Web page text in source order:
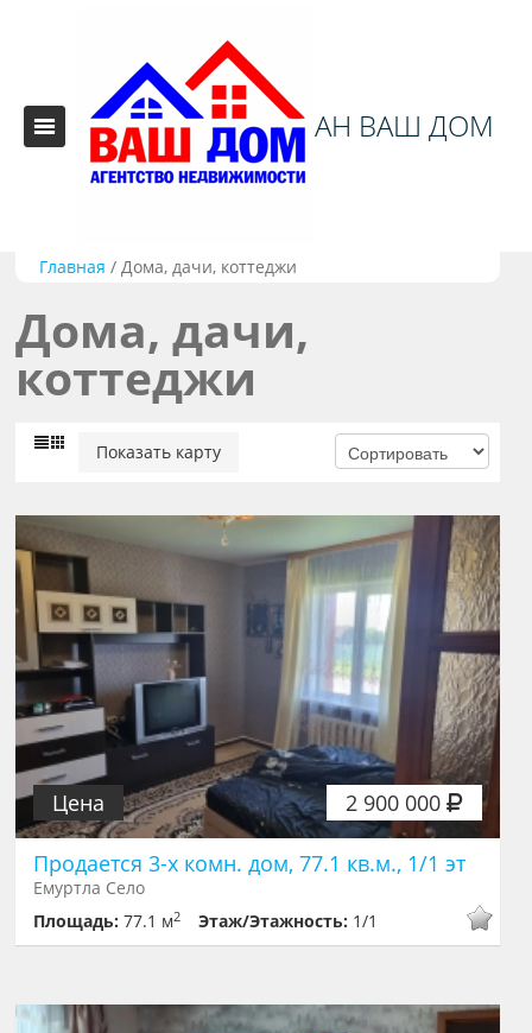
АН ВАШ ДОМ
Главная /Дома, дачи, коттеджи
Дома, дачи,
коттеджи
Показать карту
2 900 000
Цена
Продается 3-х комн. дом, 77.1 кв.м., 1/1 эт
Емуртла Село
Площадь:77.1 м2 Этаж/Этажность: 1/1